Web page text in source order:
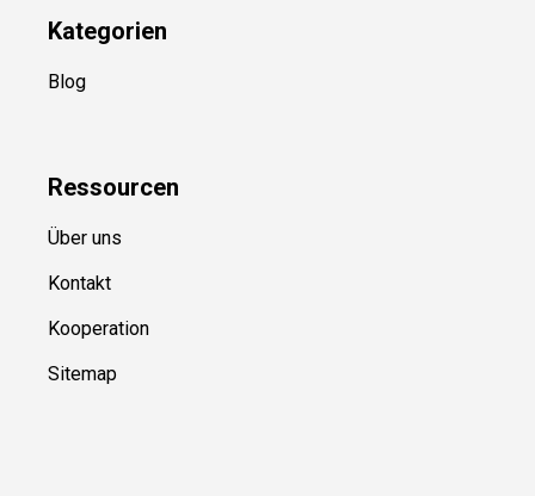
Kategorien
Blog
Ressourcen
Über uns
Kontakt
Kooperation
Sitemap